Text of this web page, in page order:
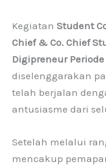
Kegiatan Student
Chief & Co. Chief
Digipreneur Periode
diselenggarakan
telah berjalan
antusiasme dari
Setelah melalui
mencakup